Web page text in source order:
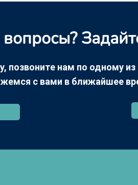
позвоните нам по одному
с вами в ближайшее